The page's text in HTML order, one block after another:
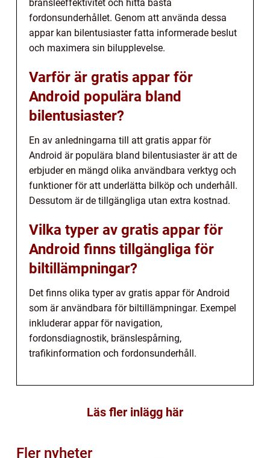
bränsleeffektivitet och hitta bästa
fordonsunderhållet. Genom att använda dessa
appar kan bilentusiaster fatta informerade beslut
och maximera sin bilupplevelse.
Varför är gratis appar för
Android populära bland
bilentusiaster?
En av anledningarna till att gratis appar för
Android är populära bland bilentusiaster är att de
erbjuder en mängd olika användbara verktyg och
funktioner för att underlätta bilköp och underhåll.
Dessutom är de tillgängliga utan extra kostnad.
Vilka typer av gratis appar för
Android finns tillgängliga för
biltillämpningar?
Det finns olika typer av gratis appar för Android
som är användbara för biltillämpningar. Exempel
inkluderar appar för navigation,
fordonsdiagnostik, bränslespårning,
trafikinformation och fordonsunderhåll.
Läs fler inlägg här
Fler nyheter